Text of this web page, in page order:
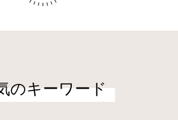
のキーワード